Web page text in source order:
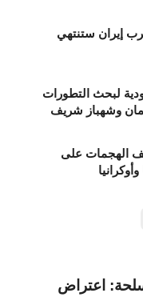
إيران ستنتهي
لبحث التطورات
وشهباز شريف
الهجمات على
اعتراض